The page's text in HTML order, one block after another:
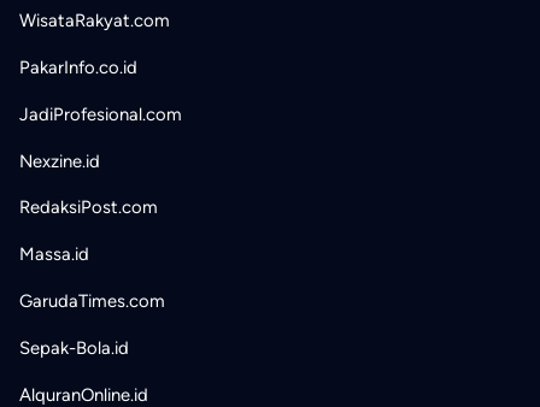
WisataRakyat.com
PakarInfo.co.id
JadiProfesional.com
Nexzine.id
RedaksiPost.com
Massa.id
GarudaTimes.com
Sepak-Bola.id
AlquranOnline.id